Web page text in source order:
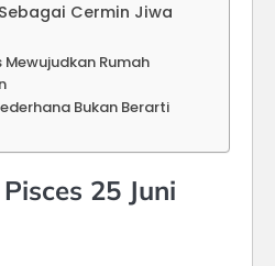
Cermin Jiwa
Mewujudkan Rumah
Bukan Berarti
25 Juni